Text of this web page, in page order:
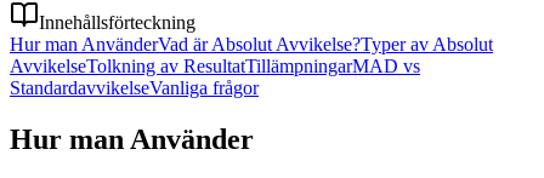
Innehållsförteckning
Hur man AnvänderVad är Absolut Avvikelse?Typer av Absolut
AvvikelseTolkning av ResultatTillämpningarMAD vs
StandardavvikelseVanliga frågor
Hur man Använder